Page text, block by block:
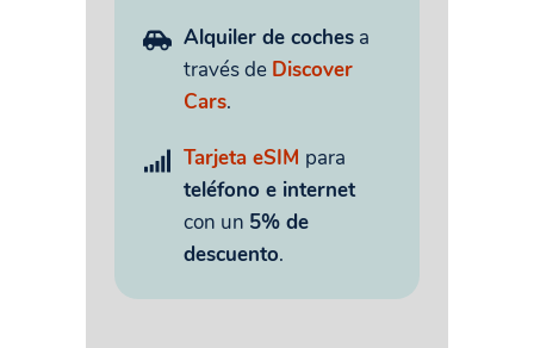
Alquiler de coches a
través de Discover
Cars.
Tarjeta eSIM para
teléfono e internet
con un 5% de
descuento.